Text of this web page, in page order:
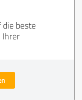
die beste
Ihrer